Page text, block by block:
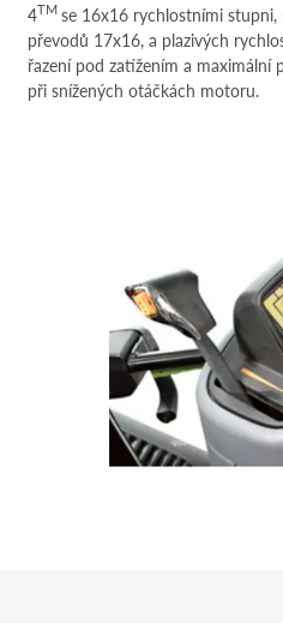
4TM se 16x16 rychlostními stupni,
převodů 17x16, a plazivých
řazení pod zatížením a
při snížených otáčkách motoru.